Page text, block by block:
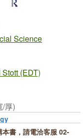
Science
(EDT)
/厚)
本書，請電洽客服 02-